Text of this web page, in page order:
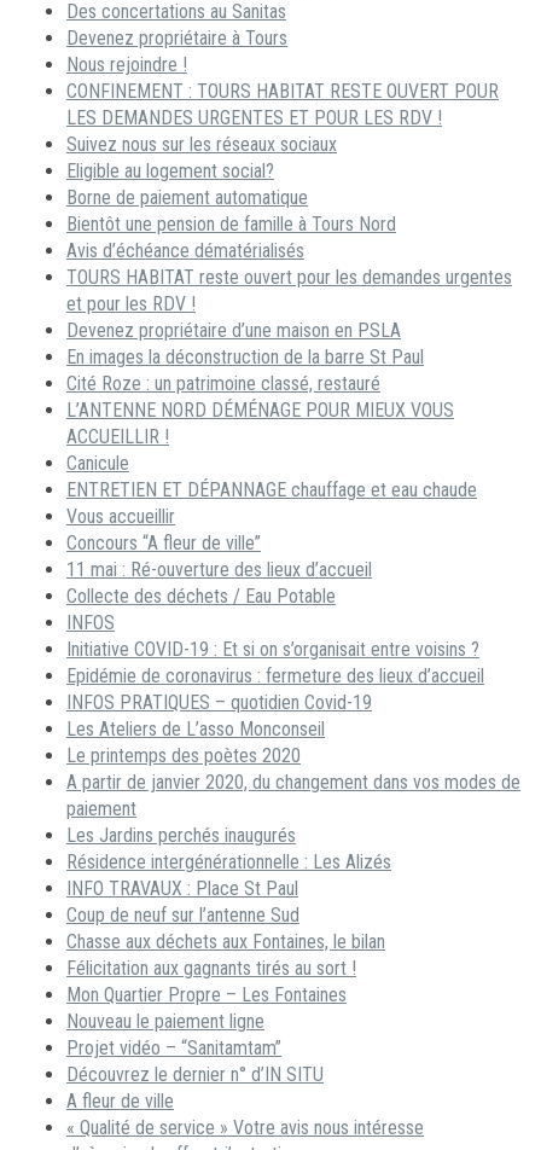
Des concertations au Sanitas
Devenez propriétaire à Tours
Nous rejoindre !
CONFINEMENT : TOURS HABITAT RESTE OUVERT POUR
LES DEMANDES URGENTES ET POUR LES RDV !
Suivez nous sur les réseaux sociaux
Eligible au logement social?
Borne de paiement automatique
Bientôt une pension de famille à Tours Nord
Avis d’échéance dématérialisés
TOURS HABITAT reste ouvert pour les demandes urgentes
et pour les RDV !
Devenez propriétaire d’une maison en PSLA
En images la déconstruction de la barre St Paul
Cité Roze : un patrimoine classé, restauré
L’ANTENNE NORD DÉMÉNAGE POUR MIEUX VOUS
ACCUEILLIR !
Canicule
ENTRETIEN ET DÉPANNAGE chauffage et eau chaude
Vous accueillir
Concours “A fleur de ville”
11 mai : Ré-ouverture des lieux d’accueil
Collecte des déchets / Eau Potable
INFOS
Initiative COVID-19 : Et si on s’organisait entre voisins ?
Epidémie de coronavirus : fermeture des lieux d’accueil
INFOS PRATIQUES – quotidien Covid-19
Les Ateliers de L’asso Monconseil
Le printemps des poètes 2020
A partir de janvier 2020, du changement dans vos modes de
paiement
Les Jardins perchés inaugurés
Résidence intergénérationnelle : Les Alizés
INFO TRAVAUX : Place St Paul
Coup de neuf sur l’antenne Sud
Chasse aux déchets aux Fontaines, le bilan
Félicitation aux gagnants tirés au sort !
Mon Quartier Propre – Les Fontaines
Nouveau le paiement ligne
Projet vidéo – “Sanitamtam”
Découvrez le dernier n° d’IN SITU
A fleur de ville
« Qualité de service » Votre avis nous intéresse